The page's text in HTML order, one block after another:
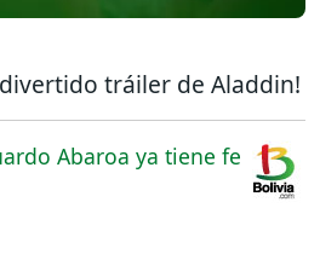
divertido tráiler de Aladdin!